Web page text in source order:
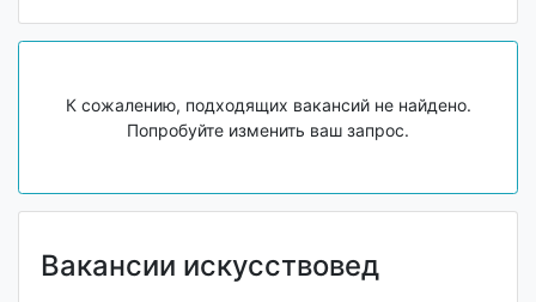
К сожалению, подходящих вакансий не найдено.
Попробуйте изменить ваш запрос.
Вакансии искусствовед